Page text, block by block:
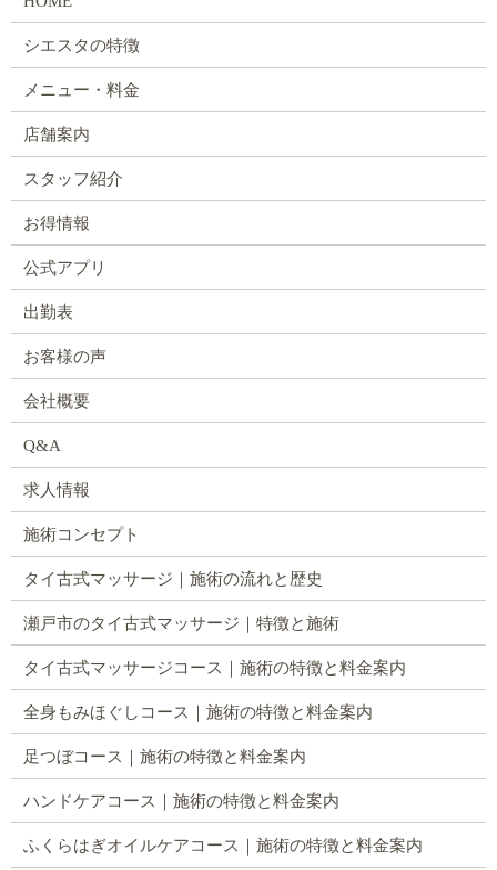
シエスタの特徴
メニュー・料金
店舗案内
スタッフ紹介
お得情報
公式アプリ
出勤表
お客様の声
会社概要
Q&A
求人情報
施術コンセプト
タイ古式マッサージ｜施術の流れと歴史
瀬戸市のタイ古式マッサージ｜特徴と施術
タイ古式マッサージコース｜施術の特徴と料金案内
全身もみほぐしコース｜施術の特徴と料金案内
足つぼコース｜施術の特徴と料金案内
ハンドケアコース｜施術の特徴と料金案内
ふくらはぎオイルケアコース｜施術の特徴と料金案内